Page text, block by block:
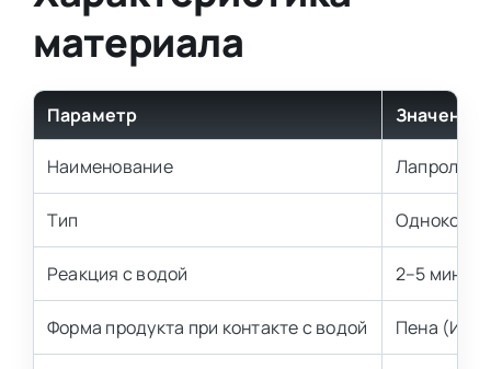
материала
Параметр Значение
Наименование Лапрол
Тип
Реакция с водой 2–5 минут
Форма продукта при контакте с водой Пена